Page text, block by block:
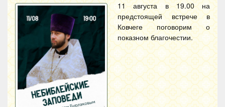
11 августа в 19.00 на
предстоящей встрече в
Ковчеге поговорим о
показном благочестии.